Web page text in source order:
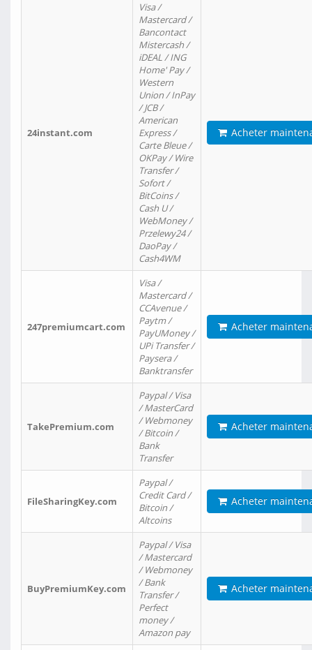
24instant.com
Visa /
Mastercard /
Bancontact
Mistercash /
iDEAL / ING
Home' Pay /
Western
Union / InPay
/ JCB /
American
Express /
Carte Bleue /
OKPay / Wire
Transfer /
Sofort /
BitCoins /
Cash U /
WebMoney /
Przelewy24 /
DaoPay /
Cash4WM
Acheter
247premiumcart.com
Visa /
Mastercard /
CCAvenue /
Paytm /
PayUMoney /
UPi Transfer /
Paysera /
Banktransfer
Acheter
TakePremium.com
Paypal / Visa
/ MasterCard
/ Webmoney
/ Bitcoin /
Bank
Transfer
Acheter
FileSharingKey.com
Paypal /
Credit Card /
Bitcoin /
Altcoins
Acheter
BuyPremiumKey.com
Paypal / Visa
/ Mastercard
/ Webmoney
/ Bank
Transfer /
Perfect
money /
Amazon pay
Acheter